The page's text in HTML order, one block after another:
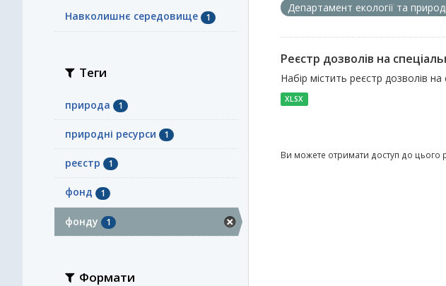
Навколишнє середовище 1
Теги
природа 1
природні ресурси 1
реєстр 1
фонд 1
фонду 1
Формати
Департамент екології та
Реєстр дозволів на
Набір містить реєстр дозволів
XLSX
Ви можете отримати доступ до цього